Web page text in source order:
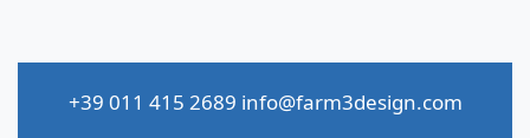
+39 011 415 2689 info@farm3design.com